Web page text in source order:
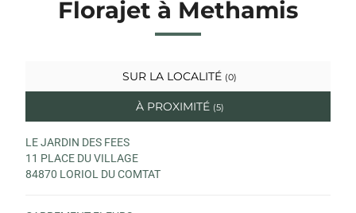
Florajet à Methamis
SUR LA LOCALITÉ (0)
À PROXIMITÉ (5)
LE JARDIN DES FEES
11 PLACE DU VILLAGE
84870 LORIOL DU COMTAT